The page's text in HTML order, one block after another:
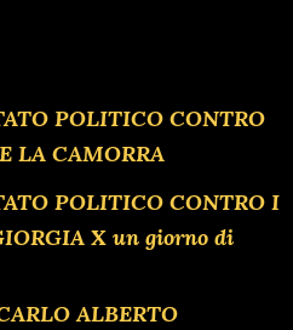
POLITICO CONTRO
LA CAMORRA
POLITICO CONTRO I
X un giorno di
ALBERTO